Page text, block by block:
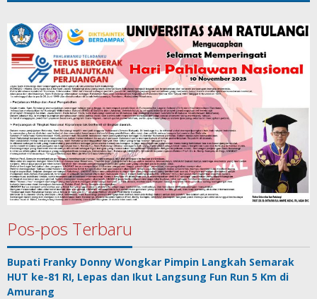
Pos-pos Terbaru
Bupati Franky Donny Wongkar Pimpin Langkah Semarak
HUT ke-81 RI, Lepas dan Ikut Langsung Fun Run 5 Km di
Amurang